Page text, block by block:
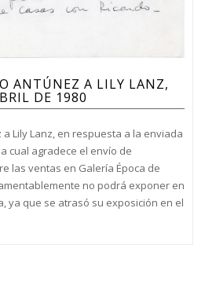
ANTÚNEZ A LILY LANZ,
DE 1980
Lily Lanz, en respuesta a la enviada
cual agradece el envío de
las ventas en Galería Época de
no podrá exponer en
ya que se atrasó su exposición en el